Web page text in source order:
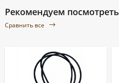
Рекомендуем посмотреть
Сравнить все